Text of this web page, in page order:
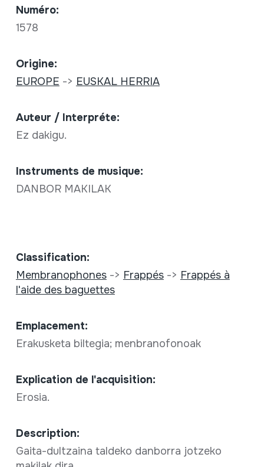
Numéro:
1578
Origine:
EUROPE -> EUSKAL HERRIA
Auteur / Interpréte:
Ez dakigu.
Instruments de musique:
DANBOR MAKILAK
Classification:
Membranophones-> Frappés-> Frappés à
l'aide des baguettes
Emplacement:
Erakusketa biltegia; menbranofonoak
Explication de l'acquisition:
Erosia.
Description:
Gaita-dultzaina taldeko danborra jotzeko